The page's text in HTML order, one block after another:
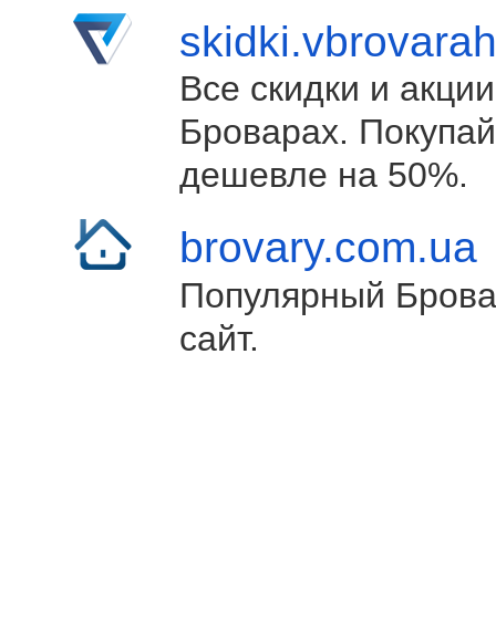
Все скидки и
Броварах.
дешевле на 50%.
brovary.com.ua
Популярный
сайт.